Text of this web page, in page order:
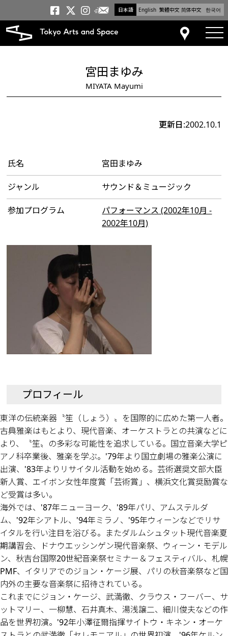
日本語 English 繁體中文 简体中文 한국어
トーキョーアーツアンド
トーキョーアーツアンド
トーキョーアーツア
メールニュース
アクセス
宮田まゆみ
MIYATA Mayumi
更新日:2002.10.1
氏名 宮田まゆみ
ジャンル サウンド＆ミュージック
参加プログラム
パフォーマンス (2002年10月 -
2002年10月)
プロフィール
東洋の伝統楽器〝笙（しょう）〟を国際的に広めた第一人者。
古典雅楽はもとより、現代音楽、オーケストラとの共演などに
より、〝笙〟の多彩な可能性を追求している。国立音楽大学ピ
アノ科卒業後、雅楽を学ぶ。'79年より国立劇場の雅楽公演に
出演、'83年よりリサイタル活動を始める。芸術選奨文部大臣
新人賞、エイボン女性年度賞「芸術賞」、横浜文化賞奨励賞な
ど受賞は多い。
海外では、'87年ニューヨーク、'89年パリ、アムステルダ
ム、'92年シアトル、'94年ミラノ、'95年ウィーンなどでリサ
イタルを行い注目を浴びる。またダルムシュタット現代音楽夏
期講習会、ドナウエッシンゲン現代音楽祭、ウィーン・モデル
ン、秋吉台国際20世紀音楽祭セミナー＆フェスティバル、札幌
PMF、イタリアでのジョン・ケージ展、パリの秋音楽祭など国
内外の主要な音楽祭に招待されている。
これまでにジョン・ケージ、武満徹、クラウス・フーバー、サ
ットマリー、一柳慧、石井真木、湯浅譲二、細川俊夫などの作
品を世界初演。'92年小澤征爾指揮サイトウ・キネン・オーケ